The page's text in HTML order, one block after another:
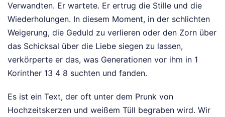
Verwandten. Er wartete. Er ertrug die Stille und die
Wiederholungen. In diesem Moment, in der schlichten
Weigerung, die Geduld zu verlieren oder den Zorn über
das Schicksal über die Liebe siegen zu lassen,
verkörperte er das, was Generationen vor ihm in 1
Korinther 13 4 8 suchten und fanden.
Es ist ein Text, der oft unter dem Prunk von
Hochzeitskerzen und weißem Tüll begraben wird. Wir